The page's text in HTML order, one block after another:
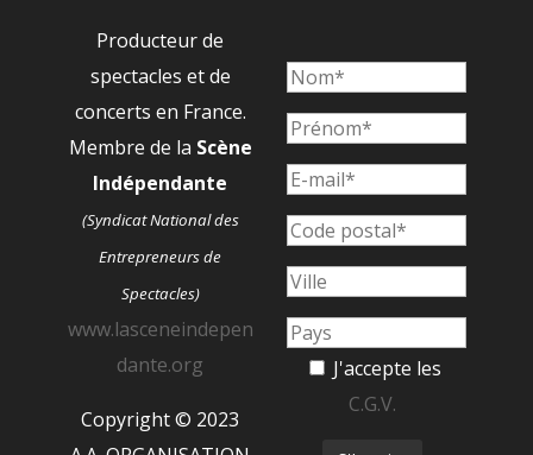
Producteur de
spectacles et de
concerts en France.
Membre de la Scène
Indépendante
(Syndicat National des
Entrepreneurs de
Spectacles)
www.lasceneindepen
dante.org
Copyright © 2023
J'accepte les
C.G.V.